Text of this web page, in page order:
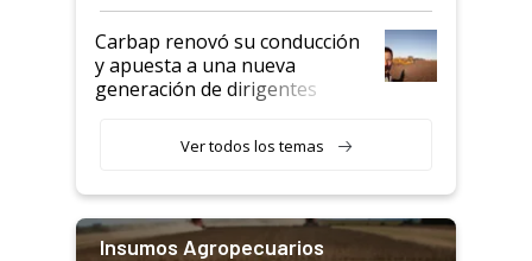
Carbap renovó su conducción
y apuesta a una nueva
generación de dirigentes
Ver todos los temas
Insumos Agropecuarios